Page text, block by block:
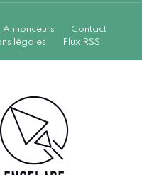
Annonceurs
Contact
légales Flux RSS